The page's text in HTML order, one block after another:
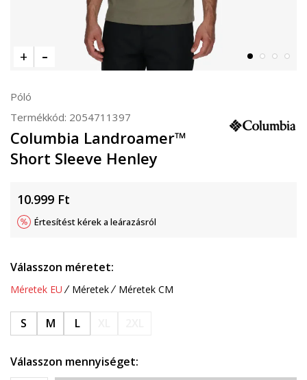
Póló
Termékkód: 2054711397
Columbia Landroamer™
Short Sleeve Henley
10.999 Ft
Értesítést kérek a leárazásról
Válasszon méretet:
Méretek EU Méretek Méretek CM
S M L
Válasszon mennyiséget: